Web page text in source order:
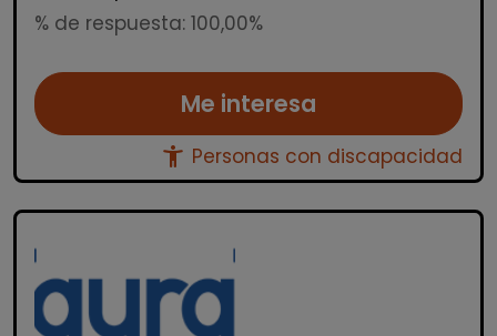
% de respuesta: 100,00%
Me interesa
accessibility_new Personas con discapacidad